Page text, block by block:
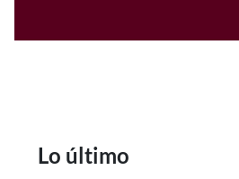
Lo último